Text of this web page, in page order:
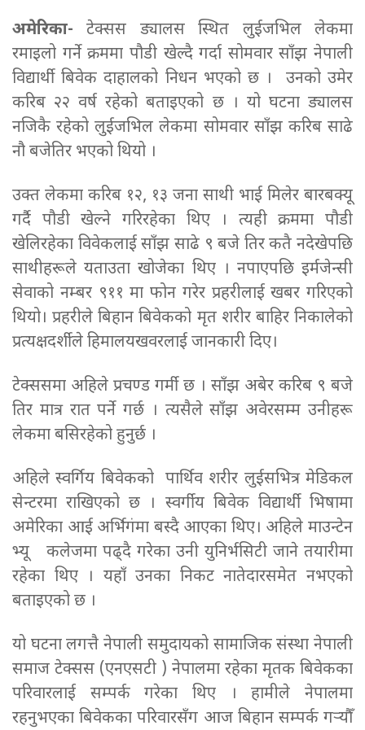
अमेरिका- टेक्सस ड्यालस स्थित लुईजभिल लेकमा
रमाइलो गर्ने क्रममा पौडी खेल्दै गर्दा सोमवार साँझ नेपाली
विद्यार्थी बिवेक दाहालको निधन भएको छ । उनको उमेर
करिब २२ वर्ष रहेको बताइएको छ । यो घटना ड्यालस
नजिकै रहेको लुईजभिल लेकमा सोमवार साँझ करिब साढे
नौ बजेतिर भएको थियो ।
उक्त लेकमा करिब १२, १३ जना साथी भाई मिलेर बारबक्यू
गर्दै पौडी खेल्ने गरिरहेका थिए । त्यही क्रममा पौडी
खेलिरहेका विवेकलाई साँझ साढे ९ बजे तिर कतै नदेखेपछि
साथीहरूले यताउता खोजेका थिए । नपाएपछि इर्मजेन्सी
सेवाको नम्बर ९११ मा फोन गरेर प्रहरीलाई खबर गरिएको
थियो। प्रहरीले बिहानबिवेकको मृत शरीर बाहिर निकालेको
प्रत्यक्षदर्शीले हिमालयखवरलाई जानकारी दिए।
टेक्ससमा अहिले प्रचण्ड गर्मी छ । साँझ अबेर करिब ९ बजे
तिर मात्र रात पर्ने गर्छ । त्यसैले साँझ अवेरसम्म उनीहरू
लेकमा बसिरहेको हुनुर्छ ।
अहिले स्वर्गिय बिवेकको पार्थिव शरीर लुईसभित्र मेडिकल
सेन्टरमा राखिएको छ । स्वर्गीय बिवेकविद्यार्थी भिषामा
अमेरिका आई अर्भिगंमा बस्दै आएका थिए। अहिले माउन्टेन
भ्यू कलेजमा पढ्दै गरेका उनी युनिर्भसिटी जाने तयारीमा
रहेका थिए । यहाँ उनका निकट नातेदारसमेत नभएको
बताइएको छ ।
यो घटना लगत्तै नेपाली समुदायको सामाजिक संस्था नेपाली
समाज टेक्सस (एनएसटी ) नेपालमा रहेका मृतक बिवेकका
परिवारलाई सम्पर्क गरेका थिए । हामीले नेपालमा
रहनुभएकाबिवेकका परिवारसँग आज बिहान सम्पर्क गर्‍यौँ